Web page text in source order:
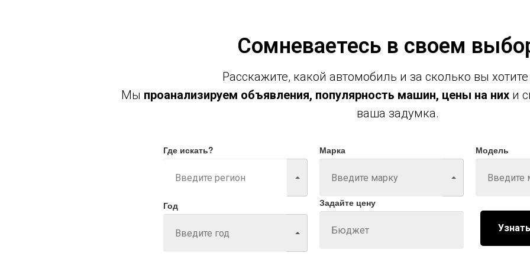
Сомневаетесь в своем
Расскажите, какой автомобиль и за сколько вы
Мы проанализируем объявления, популярность машин, цены на нихи
ваша задумка.
Где искать? Марка Модель
Год Задайте цену